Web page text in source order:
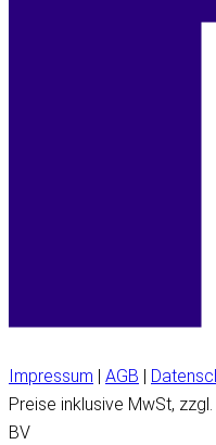
Impressum AGB
Preise inklusive MwSt,
BV